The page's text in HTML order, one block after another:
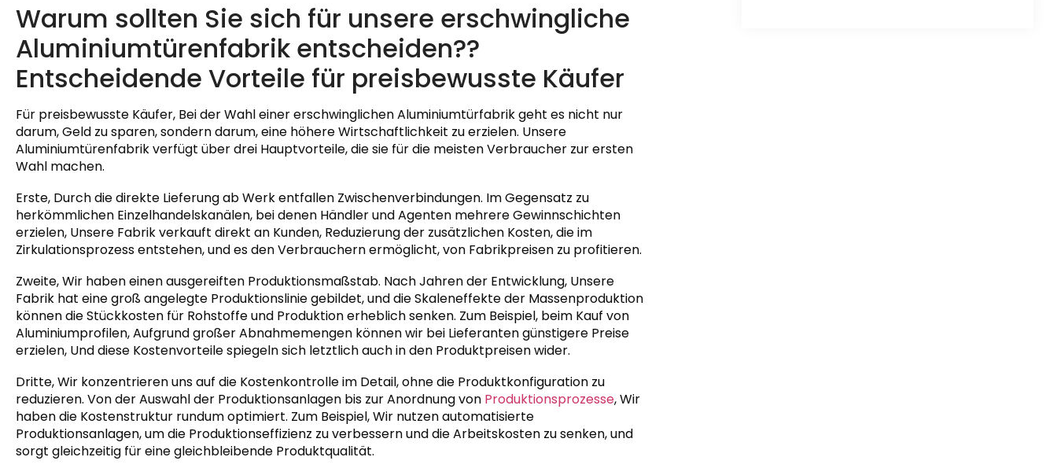
Warum sollten Sie sich für unsere erschwingliche
Aluminiumtürenfabrik entscheiden??
Entscheidende Vorteile für preisbewusste Käufer
Für preisbewusste Käufer, Bei der Wahl einer erschwinglichen Aluminiumtürfabrik geht es nicht nur
darum, Geld zu sparen, sondern darum, eine höhere Wirtschaftlichkeit zu erzielen. Unsere
Aluminiumtürenfabrik verfügt über drei Hauptvorteile, die sie für die meisten Verbraucher zur ersten
Wahl machen.
Erste, Durch die direkte Lieferung ab Werk entfallen Zwischenverbindungen. Im Gegensatz zu
herkömmlichen Einzelhandelskanälen, bei denen Händler und Agenten mehrere Gewinnschichten
erzielen, Unsere Fabrik verkauft direkt an Kunden, Reduzierung der zusätzlichen Kosten, die im
Zirkulationsprozess entstehen, und es den Verbrauchern ermöglicht, von Fabrikpreisen zu profitieren.
Zweite, Wir haben einen ausgereiften Produktionsmaßstab. Nach Jahren der Entwicklung, Unsere
Fabrik hat eine groß angelegte Produktionslinie gebildet, und die Skaleneffekte der Massenproduktion
können die Stückkosten für Rohstoffe und Produktion erheblich senken. Zum Beispiel, beim Kauf von
Aluminiumprofilen, Aufgrund großer Abnahmemengen können wir bei Lieferanten günstigere Preise
erzielen, Und diese Kostenvorteile spiegeln sich letztlich auch in den Produktpreisen wider.
Dritte, Wir konzentrieren uns auf die Kostenkontrolle im Detail, ohne die Produktkonfiguration zu
reduzieren. Von der Auswahl der Produktionsanlagen bis zur Anordnung von Produktionsprozesse, Wir
haben die Kostenstruktur rundum optimiert. Zum Beispiel, Wir nutzen automatisierte
Produktionsanlagen, um die Produktionseffizienz zu verbessern und die Arbeitskosten zu senken, und
sorgt gleichzeitig für eine gleichbleibende Produktqualität.